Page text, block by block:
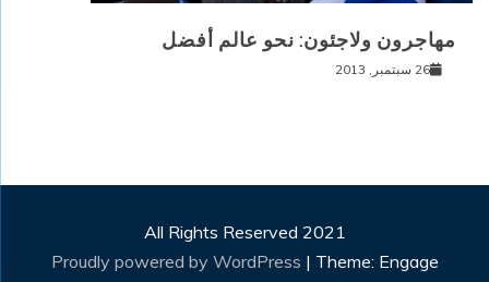
مهاجرون ولاجئون: نحو عالم أفضل
26 سبتمبر, 2013
All Rights Reserved 2021
Proudly powered by WordPress | Theme: Engage